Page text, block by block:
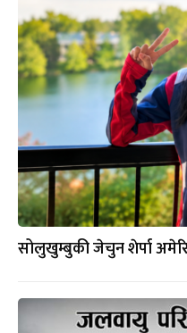
सोलुखुम्बुकी जेचुन शेर्पा